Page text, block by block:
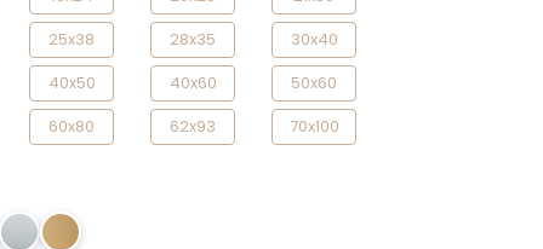
25x38 28x35
30x40
40x50 40x60
50x60
60x80 62x93 70x100
SM Z